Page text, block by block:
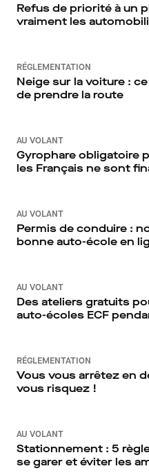
Refus de priorité à un
vraiment les
RÉGLEMENTATION
Neige sur la voiture :
de prendre la route
AU VOLANT
Gyrophare obligatoire
les Français ne sont
AU VOLANT
Permis de conduire :
bonne auto-école en
AU VOLANT
Des ateliers gratuits
auto-écoles ECF
RÉGLEMENTATION
Vous vous arrêtez en
vous risquez !
AU VOLANT
Stationnement : 5
se garer et éviter les